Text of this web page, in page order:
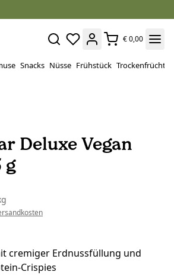
€ 0,00
Snacks Nüsse Frühstück Trockenfrüchte
Deluxe Vegan
g
cremiger Erdnussfüllung und
Crispies